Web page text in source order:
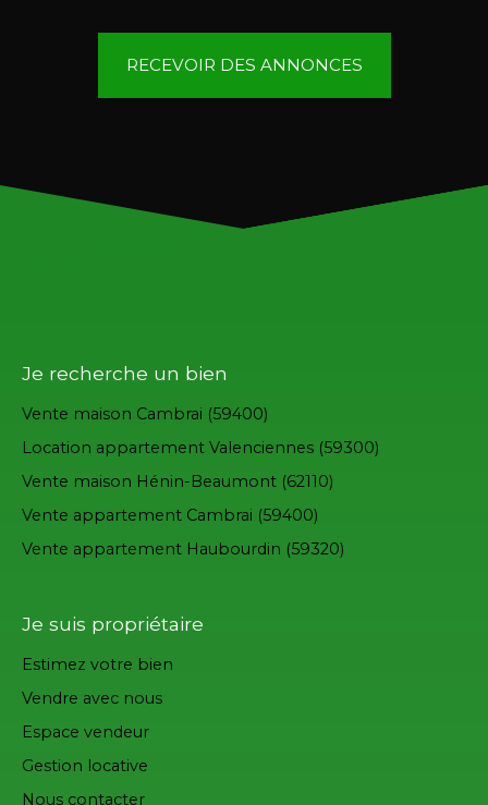
RECEVOIR DES ANNONCES
Je recherche un bien
Vente maison Cambrai (59400)
Location appartement Valenciennes (59300)
Vente maison Hénin-Beaumont (62110)
Vente appartement Cambrai (59400)
Vente appartement Haubourdin (59320)
Je suis propriétaire
Estimez votre bien
Vendre avec nous
Espace vendeur
Gestion locative
Nous contacter